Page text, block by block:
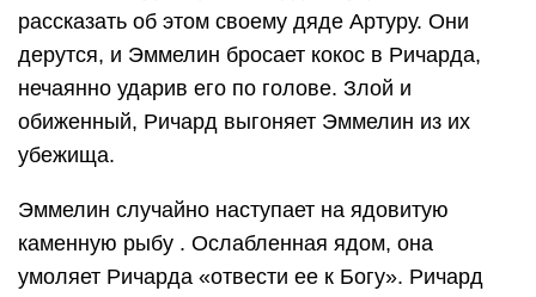
рассказать об этом своему дяде Артуру. Они
дерутся, и Эммелин бросает кокос в Ричарда,
нечаянно ударив его по голове. Злой и
обиженный, Ричард выгоняет Эммелин из их
убежища.
Эммелин случайно наступает на ядовитую
каменную рыбу . Ослабленная ядом, она
умоляет Ричарда «отвести ее к Богу». Ричард